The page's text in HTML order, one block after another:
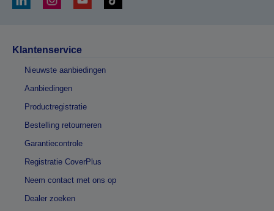
Klantenservice
Nieuwste aanbiedingen
Aanbiedingen
Productregistratie
Bestelling retourneren
Garantiecontrole
Registratie CoverPlus
Neem contact met ons op
Dealer zoeken